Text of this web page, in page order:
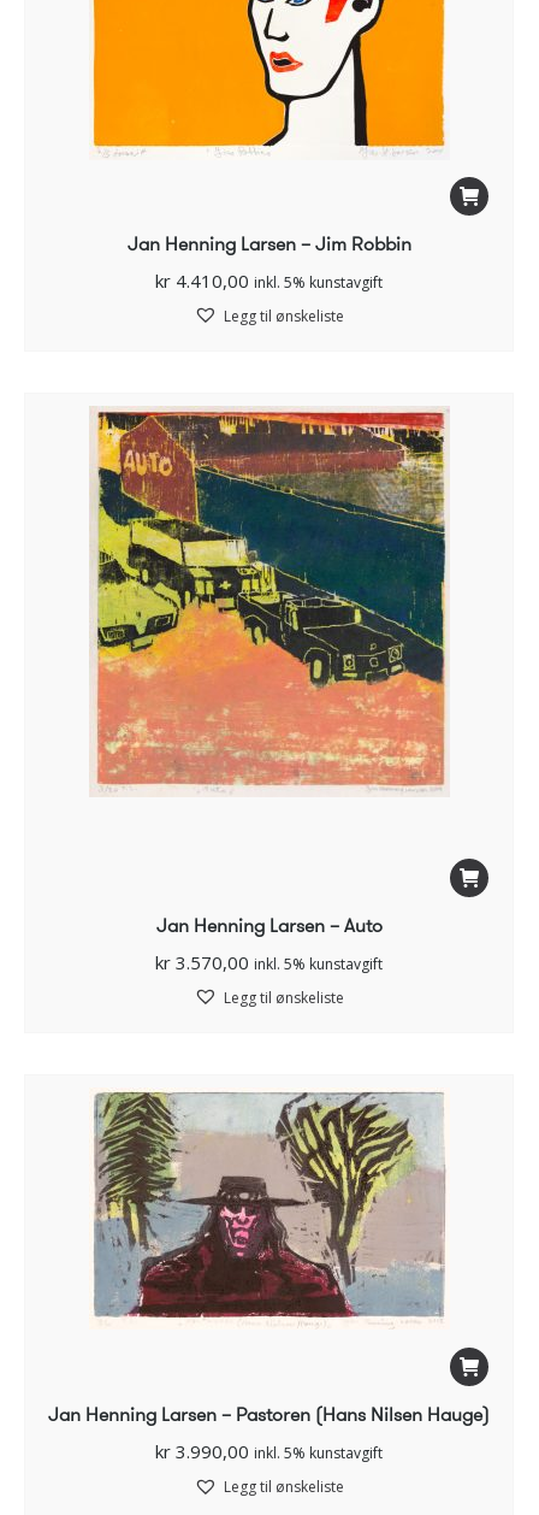
Jan Henning Larsen – Jim Robbin
kr 4.410,00 inkl. 5% kunstavgift
Legg til ønskeliste
Jan Henning Larsen – Auto
kr 3.570,00 inkl. 5% kunstavgift
Legg til ønskeliste
Jan Henning Larsen – Pastoren (Hans Nilsen Hauge)
kr 3.990,00 inkl. 5% kunstavgift
Legg til ønskeliste